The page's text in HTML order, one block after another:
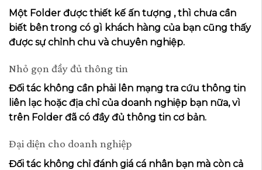
Một Folder được thiết kế ấn tượng , thì chưa cần
biết bên trong có gì khách hàng của bạn cũng thấy
được sự chỉnh chu và chuyên nghiệp.
Nhỏ gọn đầy đủ thông tin
Đối tác không cần phải lên mạng tra cứu thông tin
liên lạc hoặc địa chỉ của doanh nghiệp bạn nữa, vì
trên Folder đã có đầy đủ thông tin cơ bản.
Đại diện cho doanh nghiệp
Đối tác không chỉ đánh giá cá nhân bạn mà còn cả